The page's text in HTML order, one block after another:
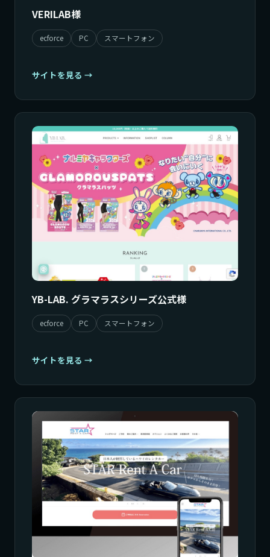
VERILAB様
ecforce PC スマートフォン
サイトを見る
YB-LAB. グラマラスシリーズ公式様
ecforce PC スマートフォン
サイトを見る